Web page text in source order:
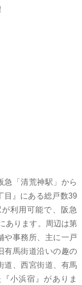
急「清荒神駅」から
目』にある総戸数39
利用可能で、阪急
あります。周辺は第
や事務所、主に一戸
有馬街道沿いの趣の
道、西宮街道、有馬
小浜宿』がありま